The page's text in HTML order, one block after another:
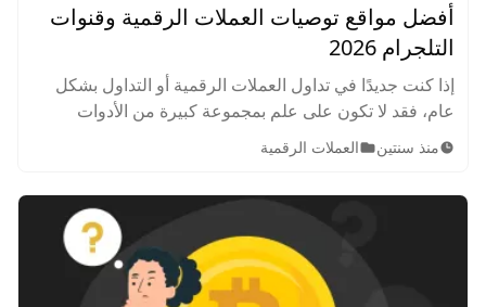
أفضل مواقع توصيات العملات الرقمية وقنوات
التلجرام 2026
إذا كنت جديدًا في تداول العملات الرقمية أو التداول بشكل
عام، فقد لا تكون على علم بمجموعة كبيرة من الأدوات
المساعدة للتداول، وهي توصيات العملات الرقمية، أو إشارات
التداول. فما هي أفضل مواقع توصيات العملات الرقمية
منذ سنتين العملات الرقمية